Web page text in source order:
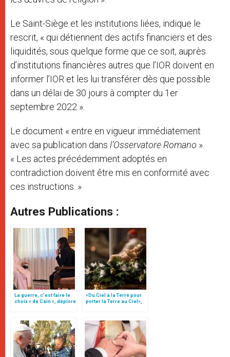
Le Saint-Siège et les institutions liées, indique le
rescrit, « qui détiennent des actifs financiers et des
liquidités, sous quelque forme que ce soit, auprès
d’institutions financières autres que l’IOR doivent en
informer l’IOR et les lui transférer dès que possible
dans un délai de 30 jours à compter du 1er
septembre 2022 ».
Le document « entre en vigueur immédiatement
avec sa publication dans l’Osservatore Romano ».
« Les actes précédemment adoptés en
contradiction doivent être mis en conformité avec
ces instructions. »
Autres Publications :
La guerre, c’est faire le
choix « de Caïn », déplore
«Du Ciel à la Terre pour
porter la Terre au Ciel»,